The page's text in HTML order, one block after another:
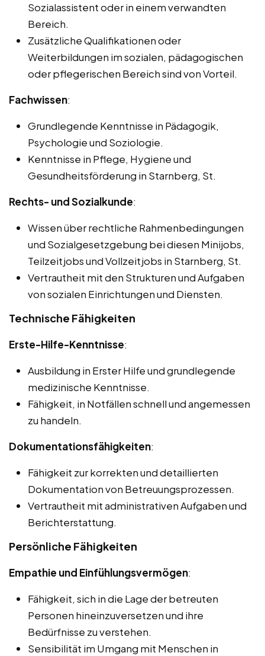
Sozialassistent oder in einem verwandten
Bereich.
Zusätzliche Qualifikationen oder
Weiterbildungen im sozialen, pädagogischen
oder pflegerischen Bereich sind von Vorteil.
Fachwissen:
Grundlegende Kenntnisse in Pädagogik,
Psychologie und Soziologie.
Kenntnisse in Pflege, Hygiene und
Gesundheitsförderung in Starnberg, St.
Rechts- und Sozialkunde:
Wissen über rechtliche Rahmenbedingungen
und Sozialgesetzgebung bei diesen Minijobs,
Teilzeitjobs und Vollzeitjobs in Starnberg, St.
Vertrautheit mit den Strukturen und Aufgaben
von sozialen Einrichtungen und Diensten.
Technische Fähigkeiten
Erste-Hilfe-Kenntnisse:
Ausbildung in Erster Hilfe und grundlegende
medizinische Kenntnisse.
Fähigkeit, in Notfällen schnell und angemessen
zu handeln.
Dokumentationsfähigkeiten:
Fähigkeit zur korrekten und detaillierten
Dokumentation von Betreuungsprozessen.
Vertrautheit mit administrativen Aufgaben und
Berichterstattung.
Persönliche Fähigkeiten
Empathie und Einfühlungsvermögen:
Fähigkeit, sich in die Lage der betreuten
Personen hineinzuversetzen und ihre
Bedürfnisse zu verstehen.
Sensibilität im Umgang mit Menschen in